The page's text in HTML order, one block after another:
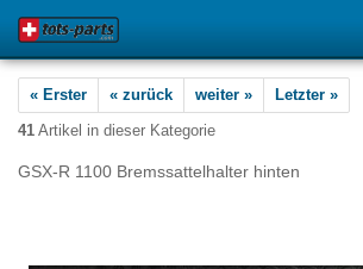
« Erster « zurück weiter »
Letzter »
41 Artikel in dieser Kategorie
GSX-R 1100 Bremssattelhalter hinten